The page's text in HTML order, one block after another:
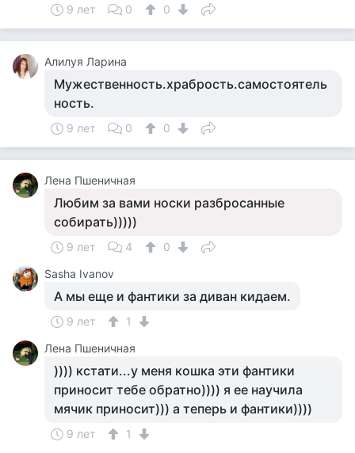
9 лет 0 0
Алилуя Ларина
Мужественность.храбрость.самостоятель
ность.
9 лет 0 0
Лена Пшеничная
Любим за вами носки разбросанные
собирать)))))
9 лет 4
0
Sasha Ivanov
А мы еще и фантики за диван кидаем.
9 лет
1
Лена Пшеничная
)))) кстати...у меня кошка эти фантики
приносит тебе обратно)))) я ее научила
мячик приносит))) а теперь и фантики))))
9 лет
1